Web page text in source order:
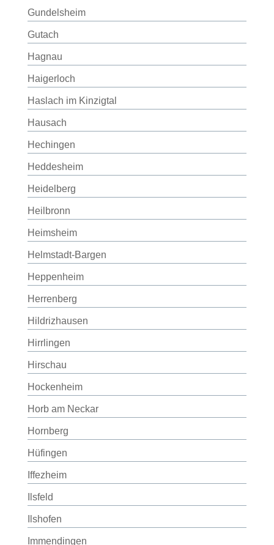
Gundelsheim
Gutach
Hagnau
Haigerloch
Haslach im Kinzigtal
Hausach
Hechingen
Heddesheim
Heidelberg
Heilbronn
Heimsheim
Helmstadt-Bargen
Heppenheim
Herrenberg
Hildrizhausen
Hirrlingen
Hirschau
Hockenheim
Horb am Neckar
Hornberg
Hüfingen
Iffezheim
Ilsfeld
Ilshofen
Immendingen